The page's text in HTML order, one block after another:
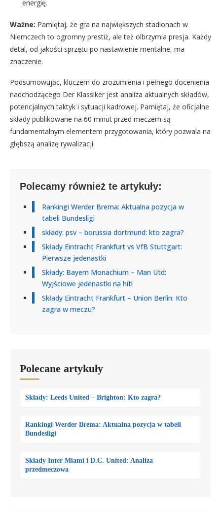
energię.
Ważne: Pamiętaj, że gra na największych stadionach w
Niemczech to ogromny prestiż, ale też olbrzymia presja. Każdy
detal, od jakości sprzętu po nastawienie mentalne, ma
znaczenie.
Podsumowując, kluczem do zrozumienia i pełnego docenienia
nadchodzącego Der Klassiker jest analiza aktualnych składów,
potencjalnych taktyk i sytuacji kadrowej. Pamiętaj, że oficjalne
składy publikowane na 60 minut przed meczem są
fundamentalnym elementem przygotowania, który pozwala na
głębszą analizę rywalizacji.
Polecamy również te artykuły:
Rankingi Werder Brema: Aktualna pozycja w
tabeli Bundesligi
składy: psv – borussia dortmund: kto zagra?
Składy Eintracht Frankfurt vs VfB Stuttgart:
Pierwsze jedenastki
Składy: Bayern Monachium – Man Utd:
Wyjściowe jedenastki na hit!
Składy Eintracht Frankfurt – Union Berlin: Kto
zagra w meczu?
Polecane artykuły
Składy: Leeds United – Brighton: Kto zagra?
Rankingi Werder Brema: Aktualna pozycja w tabeli
Bundesligi
Składy Inter Miami i D.C. United: Analiza
przedmeczowa